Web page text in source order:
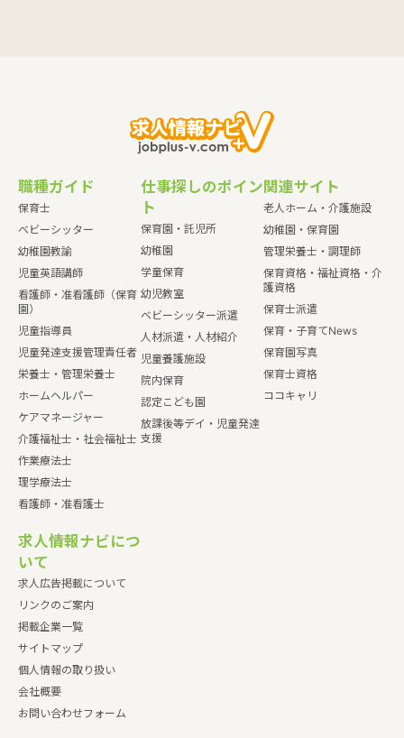
職種ガイド
保育士
ベビーシッター
幼稚園教諭
児童英語講師
看護師・准看護師（保育
園）
児童指導員
児童発達支援管理責任者
栄養士・管理栄養士
ホームヘルパー
ケアマネージャー
介護福祉士・社会福祉士
作業療法士
理学療法士
看護師・准看護士
仕事探しのポイン
ト
保育園・託児所
幼稚園
学童保育
幼児教室
ベビーシッター派遣
人材派遣・人材紹介
児童養護施設
院内保育
認定こども園
放課後等デイ・児童発達
支援
関連サイト
老人ホーム・介護施設
幼稚園・保育園
管理栄養士・調理師
保育資格・福祉資格・介
護資格
保育士派遣
保育・子育てNews
保育園写真
保育士資格
ココキャリ
求人情報ナビにつ
いて
求人広告掲載について
リンクのご案内
掲載企業一覧
サイトマップ
個人情報の取り扱い
会社概要
お問い合わせフォーム